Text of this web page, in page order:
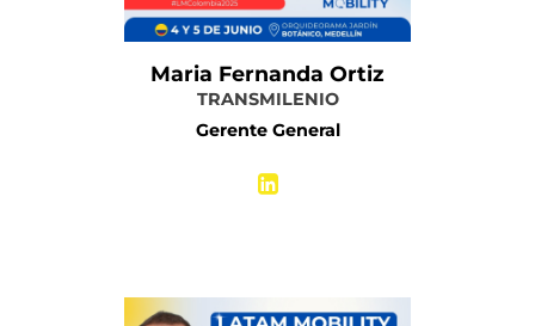
Maria Fernanda Ortiz
TRANSMILENIO
Gerente General